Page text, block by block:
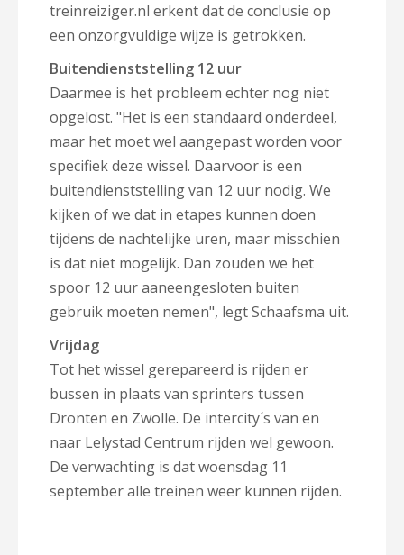
treinreiziger.nl erkent dat de conclusie op
een onzorgvuldige wijze is getrokken.
Buitendienststelling 12 uur
Daarmee is het probleem echter nog niet
opgelost. "Het is een standaard onderdeel,
maar het moet wel aangepast worden voor
specifiek deze wissel. Daarvoor is een
buitendienststelling van 12 uur nodig. We
kijken of we dat in etapes kunnen doen
tijdens de nachtelijke uren, maar misschien
is dat niet mogelijk. Dan zouden we het
spoor 12 uuraaneengesloten buiten
gebruik moeten nemen", legt Schaafsma uit.
Vrijdag
Tot het wissel gerepareerd is rijden er
bussen in plaats van sprinters tussen
Dronten en Zwolle. De intercity´s van en
naar Lelystad Centrum rijden wel gewoon.
De verwachting is dat woensdag 11
september alle treinen weer kunnen rijden.